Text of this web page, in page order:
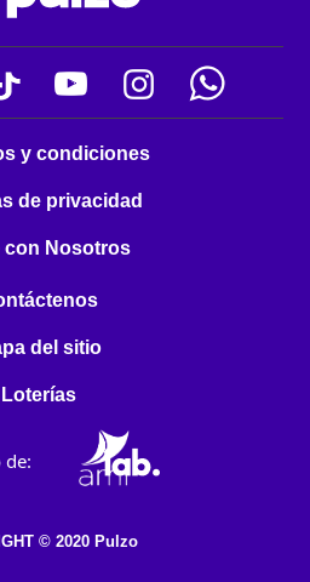
y condiciones
de privacidad
con Nosotros
del sitio
Loterías
© 2020 Pulzo